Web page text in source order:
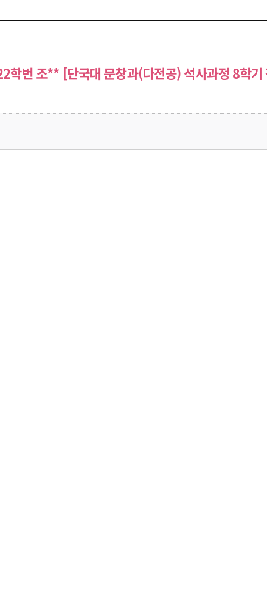
학번 조** [단국대 문창과(다전공) 석사과정 8학기